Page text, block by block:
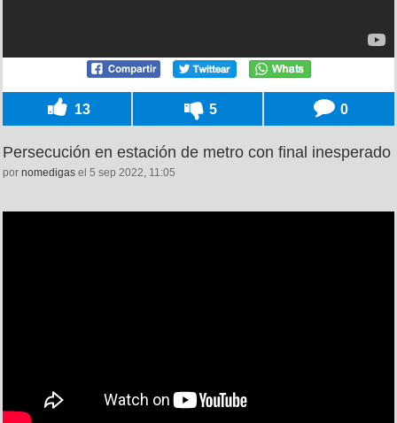
13 5 0
Persecución en estación de metro con final inesperado
por nomedigas el 5 sep 2022, 11:05